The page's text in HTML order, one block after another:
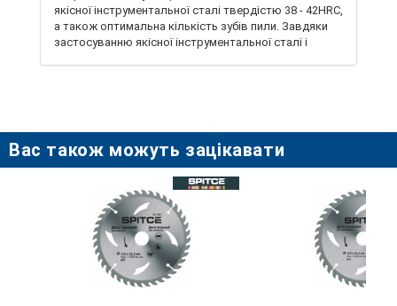
якісної інструментальної сталі твердістю 38 - 42HRC,
а також оптимальна кількість зубів пили. Завдяки
застосуванню якісної інструментальної сталі і
безпосередньо навантаження на рухомі частини
обладнання. Диск застосовується з циркулярними
Вас також можуть зацікавати